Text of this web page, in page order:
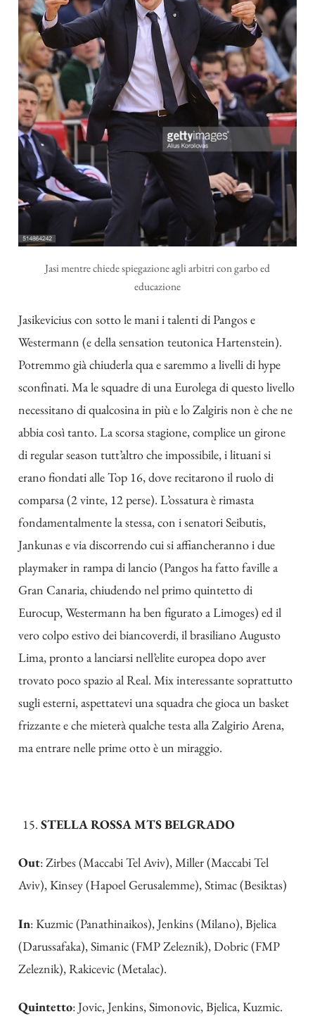
Jasi mentre chiede spiegazione agli arbitri con garbo ed
educazione
Jasikevicius con sotto le mani i talenti di Pangos e
Westermann (e della sensation teutonica Hartenstein).
Potremmo già chiuderla qua e saremmo a livelli di hype
sconfinati. Ma le squadre di una Eurolega di questo livello
necessitano di qualcosina in più e lo Zalgiris non è che ne
abbia così tanto. La scorsa stagione, complice un girone
di regular season tutt’altro che impossibile, i lituani si
erano fiondati alle Top 16, dove recitarono il ruolo di
comparsa (2 vinte, 12 perse). L’ossatura è rimasta
fondamentalmente la stessa, con i senatori Seibutis,
Jankunas e via discorrendo cui si affiancheranno i due
playmaker in rampa di lancio (Pangos ha fatto faville a
Gran Canaria, chiudendo nel primo quintetto di
Eurocup, Westermann ha ben figurato a Limoges) ed il
vero colpo estivo dei biancoverdi, il brasiliano Augusto
Lima, pronto a lanciarsi nell’elite europea dopo aver
trovato poco spazio al Real. Mix interessante soprattutto
sugli esterni, aspettatevi una squadra che gioca un basket
frizzante e che mieterà qualche testa alla Zalgirio Arena,
ma entrare nelle prime otto è un miraggio.
STELLA ROSSA MTS BELGRADO
Out: Zirbes (Maccabi Tel Aviv), Miller (Maccabi Tel
Aviv), Kinsey (Hapoel Gerusalemme), Stimac (Besiktas)
In: Kuzmic (Panathinaikos), Jenkins (Milano), Bjelica
(Darussafaka), Simanic (FMP Zeleznik), Dobric (FMP
Zeleznik), Rakicevic (Metalac).
Quintetto: Jovic, Jenkins, Simonovic, Bjelica, Kuzmic.